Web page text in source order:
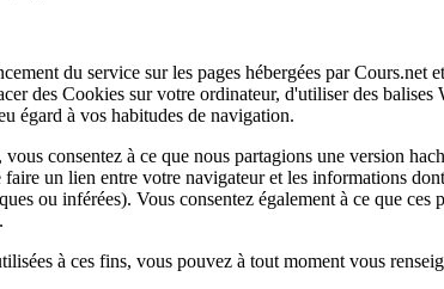
du service sur les pages hébergées par
des Cookies sur votre ordinateur, d'utiliser des
égard à vos habitudes de navigation.
consentez à ce que nous partagions une version
un lien entre votre navigateur et les informations
ou inférées). Vous consentez également à ce que
à ces fins, vous pouvez à tout moment vous